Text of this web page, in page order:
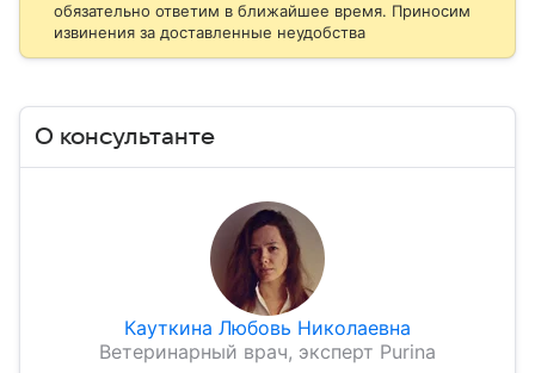
обязательно ответим в ближайшее время. Приносим
извинения за доставленные неудобства
О консультанте
Кауткина Любовь Николаевна
Ветеринарный врач, эксперт Purina